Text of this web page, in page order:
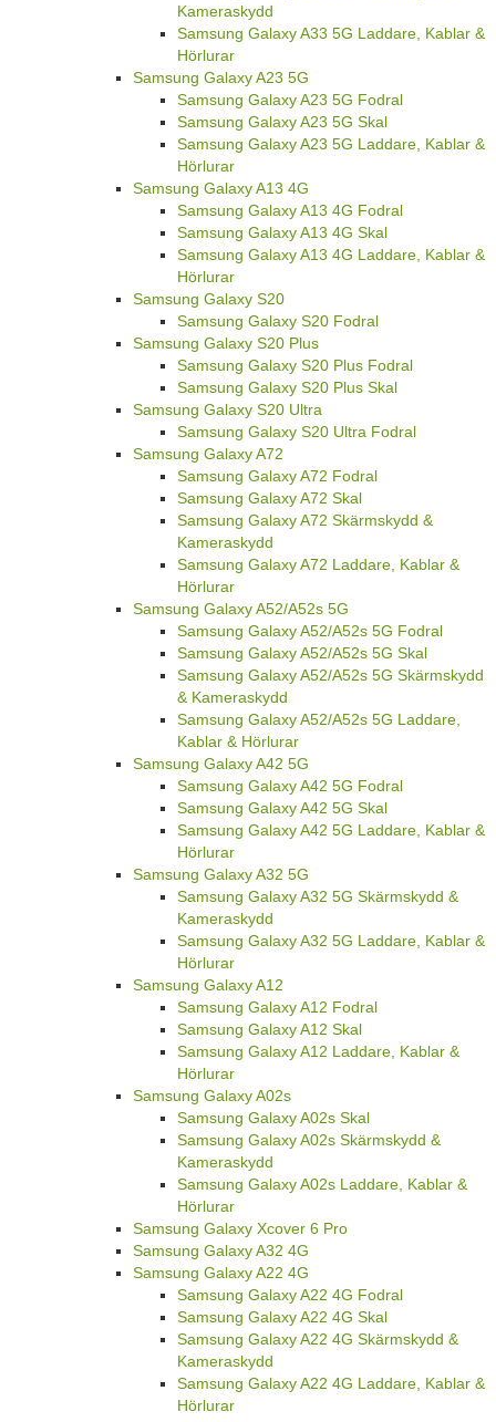
Kameraskydd
Samsung Galaxy A33 5G Laddare, Kablar &
Hörlurar
Samsung Galaxy A23 5G
Samsung Galaxy A23 5G Fodral
Samsung Galaxy A23 5G Skal
Samsung Galaxy A23 5G Laddare, Kablar &
Hörlurar
Samsung Galaxy A13 4G
Samsung Galaxy A13 4G Fodral
Samsung Galaxy A13 4G Skal
Samsung Galaxy A13 4G Laddare, Kablar &
Hörlurar
Samsung Galaxy S20
Samsung Galaxy S20 Fodral
Samsung Galaxy S20 Plus
Samsung Galaxy S20 Plus Fodral
Samsung Galaxy S20 Plus Skal
Samsung Galaxy S20 Ultra
Samsung Galaxy S20 Ultra Fodral
Samsung Galaxy A72
Samsung Galaxy A72 Fodral
Samsung Galaxy A72 Skal
Samsung Galaxy A72 Skärmskydd &
Kameraskydd
Samsung Galaxy A72 Laddare, Kablar &
Hörlurar
Samsung Galaxy A52/A52s 5G
Samsung Galaxy A52/A52s 5G Fodral
Samsung Galaxy A52/A52s 5G Skal
Samsung Galaxy A52/A52s 5G Skärmskydd
& Kameraskydd
Samsung Galaxy A52/A52s 5G Laddare,
Kablar & Hörlurar
Samsung Galaxy A42 5G
Samsung Galaxy A42 5G Fodral
Samsung Galaxy A42 5G Skal
Samsung Galaxy A42 5G Laddare, Kablar &
Hörlurar
Samsung Galaxy A32 5G
Samsung Galaxy A32 5G Skärmskydd &
Kameraskydd
Samsung Galaxy A32 5G Laddare, Kablar &
Hörlurar
Samsung Galaxy A12
Samsung Galaxy A12 Fodral
Samsung Galaxy A12 Skal
Samsung Galaxy A12 Laddare, Kablar &
Hörlurar
Samsung Galaxy A02s
Samsung Galaxy A02s Skal
Samsung Galaxy A02s Skärmskydd &
Kameraskydd
Samsung Galaxy A02s Laddare, Kablar &
Hörlurar
Samsung Galaxy Xcover 6 Pro
Samsung Galaxy A32 4G
Samsung Galaxy A22 4G
Samsung Galaxy A22 4G Fodral
Samsung Galaxy A22 4G Skal
Samsung Galaxy A22 4G Skärmskydd &
Kameraskydd
Samsung Galaxy A22 4G Laddare, Kablar &
Hörlurar